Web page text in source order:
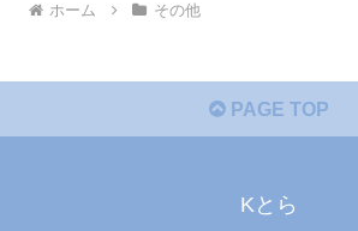
ホーム その他
PAGE TOP
Kとら